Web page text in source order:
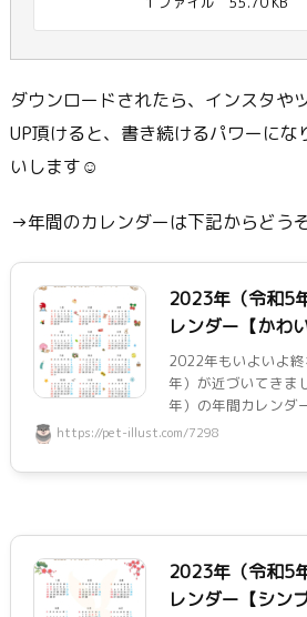
ダウンロードされたら、インスタや
UP頂けると、書き続けるパワーに
いします☺
→年間のカレンダーは下記からどう
2023年（令和5
レンダー【かわ
2022年もいよいよ
年）が近づいてきま
年）の年間カレンダ
https://pet-illust.com/7298
2023年（令和5
レンダー【シン